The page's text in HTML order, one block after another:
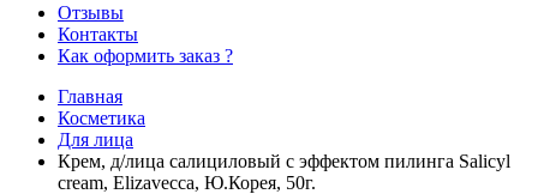
Отзывы
Контакты
Как оформить заказ ?
Главная
Косметика
Для лица
Крем, д/лица салициловый с эффектом пилинга Salicyl
cream, Elizavecca, Ю.Корея, 50г.